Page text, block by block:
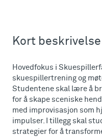
Kort
Hovedfokus i
skuespillertrening og
Studentene skal lære å
for å skape sceniske
med improvisasjon som
impulser. I tillegg skal
strategier for å